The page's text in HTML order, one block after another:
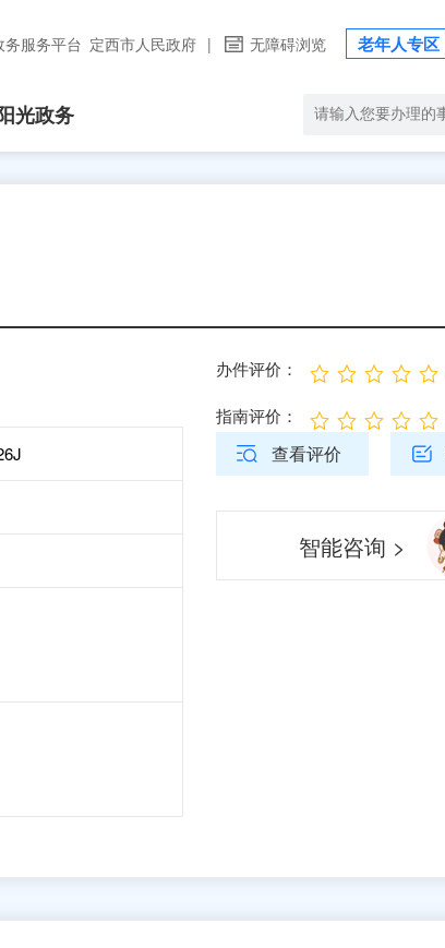
务服务平台 定西市人民政府 | 无障碍浏览 老年人专区
光政务
办件评价：
指南评价：
查看评价
智能咨询 >